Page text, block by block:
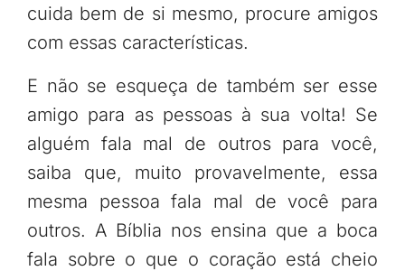
cuida bem de si mesmo, procure amigos
com essas características.
E não se esqueça de também ser esse
amigo para as pessoas à sua volta! Se
alguém fala mal de outros para você,
saiba que, muito provavelmente, essa
mesma pessoa fala mal de você para
outros. A Bíblia nos ensina que a boca
fala sobre o que o coração está cheio